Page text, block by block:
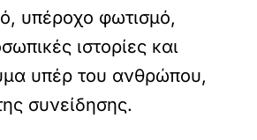
υπέροχο φωτισμό,
ιστορίες και
υπέρ του ανθρώπου,
συνείδησης.